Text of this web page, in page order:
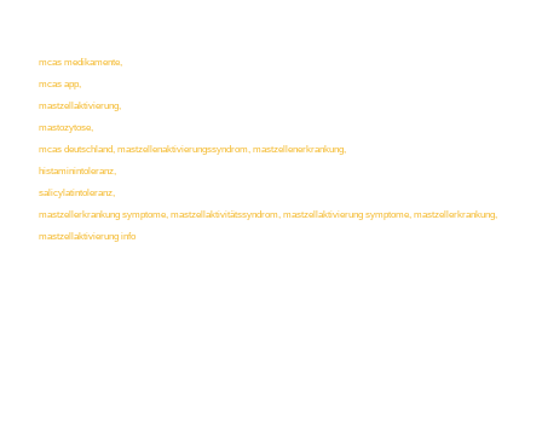
mcas medikamente,
mcas app,
mastzellaktivierung,
mastozytose,
mcas deutschland, mastzellenaktivierungssyndrom, mastzellenerkrankung,
histaminintoleranz,
salicylatintoleranz,
mastzellerkrankung symptome, mastzellaktivitätssyndrom, mastzellaktivierung symptome, mastzellerkrankung,
mastzellaktivierung info